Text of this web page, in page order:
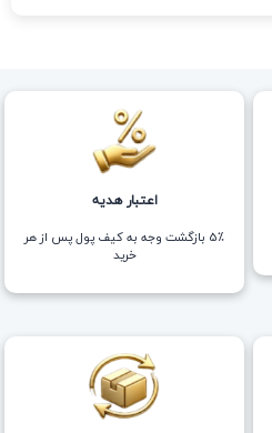
اعتبار هدیه
5٪ بازگشت وجه به کیف پول پس از هر
خرید